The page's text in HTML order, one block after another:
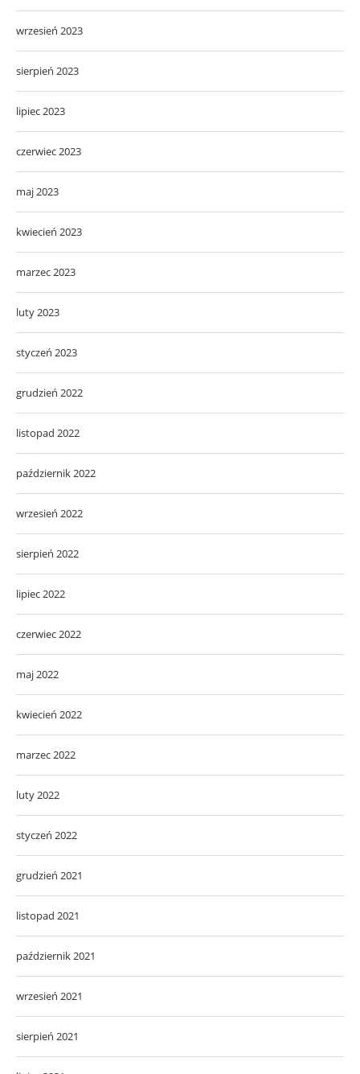
wrzesień 2023
sierpień 2023
lipiec 2023
czerwiec 2023
maj 2023
kwiecień 2023
marzec 2023
luty 2023
styczeń 2023
grudzień 2022
listopad 2022
październik 2022
wrzesień 2022
sierpień 2022
lipiec 2022
czerwiec 2022
maj 2022
kwiecień 2022
marzec 2022
luty 2022
styczeń 2022
grudzień 2021
listopad 2021
październik 2021
wrzesień 2021
sierpień 2021